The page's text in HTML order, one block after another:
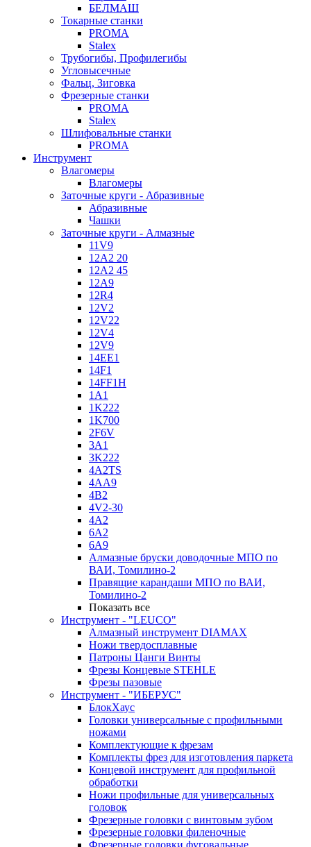
БЕЛМАШ
Токарные станки
PROMA
Stalex
Трубогибы, Профилегибы
Угловысечные
Фальц, Зиговка
Фрезерные станки
PROMA
Stalex
Шлифовальные станки
PROMA
Инструмент
Влагомеры
Влагомеры
Заточные круги - Абразивные
Абразивные
Чашки
Заточные круги - Алмазные
11V9
12A2 20
12A2 45
12A9
12R4
12V2
12V22
12V4
12V9
14EE1
14F1
14FF1H
1A1
1K222
1K700
2F6V
3A1
3K222
4A2TS
4AA9
4B2
4V2-30
4А2
6A2
6A9
Алмазные бруски доводочные МПО по
ВАИ, Томилино-2
Правящие карандаши МПО по ВАИ,
Томилино-2
Показать все
Инструмент - "LEUCO"
Алмазный инструмент DIAMAX
Ножи твердосплавные
Патроны Цанги Винты
Фрезы Концевые STEHLE
Фрезы пазовые
Инструмент - "ИБЕРУС"
БлокХаус
Головки универсальные с профильными
ножами
Комплектующие к фрезам
Комплекты фрез для изготовления паркета
Концевой инструмент для профильной
обработки
Ножи профильные для универсальных
головок
Фрезерные головки с винтовым зубом
Фрезерные головки филеночные